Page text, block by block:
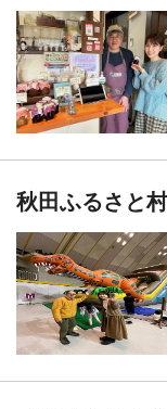
秋田ふるさと